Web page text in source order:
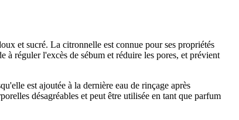
et sucré. La citronnelle est connue pour ses propriétés
à réguler l'excès de sébum et réduire les pores, et prévient
est ajoutée à la dernière eau de rinçage après
désagréables et peut être utilisée en tant que parfum